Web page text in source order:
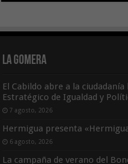
La Gomera
El Cabildo abre a la
Estratégico de Igualdad y
7 agosto, 2026
Hermigua presenta
6 agosto, 2026
La campaña de verano del